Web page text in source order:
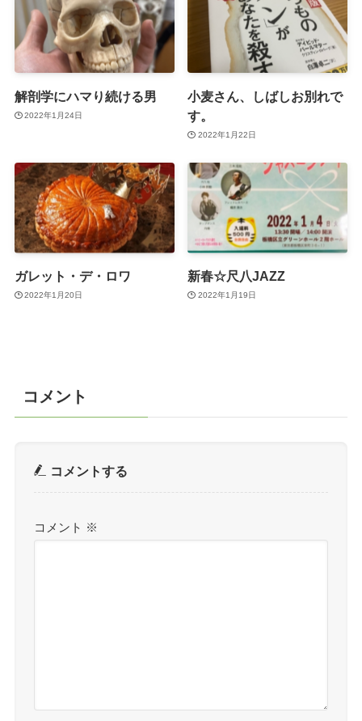
解剖学にハマり続ける男
2022年1月24日
小麦さん、しばしお別れで
す。
2022年1月22日
ガレット・デ・ロワ
2022年1月20日
新春☆尺八JAZZ
2022年1月19日
コメント
コメントする
コメント ※